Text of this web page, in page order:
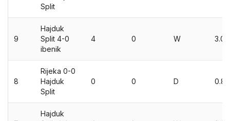
Split
9
Hajduk
Split 4-0
ibenik
4 0 W 3.03
8
Rijeka 0-0
Hajduk
Split
0 0 D 0.81
Hajduk